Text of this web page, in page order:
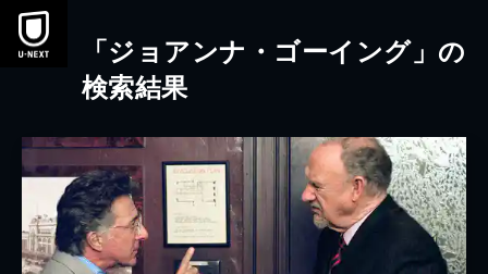
本文へスキップ
「ジョアンナ・ゴーイング」の
検索結果